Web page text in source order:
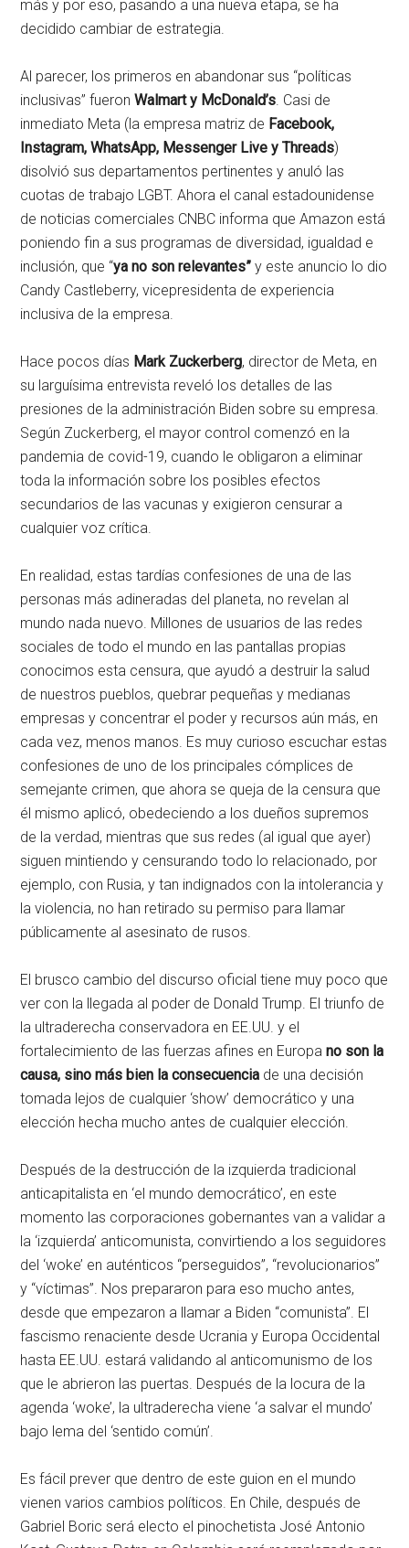
más y por eso, pasando a una nueva etapa, se ha
decidido cambiar de estrategia.
Al parecer, los primeros en abandonar sus “políticas
inclusivas” fueronWalmart y McDonald’s. Casi de
inmediato Meta (la empresa matriz de Facebook,
Instagram, WhatsApp, Messenger Live y Threads)
disolvió sus departamentos pertinentes y anuló las
cuotas de trabajo LGBT. Ahora el canal estadounidense
de noticias comerciales CNBC informa que Amazon está
poniendo fin a sus programas de diversidad, igualdad e
inclusión, que “ya no son relevantes” y este anuncio lo dio
Candy Castleberry, vicepresidenta de experiencia
inclusiva de la empresa.
Hace pocos días Mark Zuckerberg, director de Meta, en
su larguísima entrevista reveló los detalles de las
presiones de la administración Biden sobre su empresa.
Según Zuckerberg, el mayor control comenzó en la
pandemia de covid-19, cuando le obligaron a eliminar
toda la información sobre los posibles efectos
secundarios de las vacunas y exigieron censurar a
cualquier voz crítica.
En realidad, estas tardías confesiones de una de las
personas más adineradas del planeta, no revelan al
mundo nada nuevo. Millones de usuarios de las redes
sociales de todo el mundo en las pantallas propias
conocimos esta censura, que ayudó a destruir la salud
de nuestros pueblos, quebrar pequeñas y medianas
empresas y concentrar el poder y recursos aún más, en
cada vez, menos manos. Es muy curioso escuchar estas
confesiones de uno de los principales cómplices de
semejante crimen, que ahora se queja de la censura que
él mismo aplicó, obedeciendo a los dueños supremos
de la verdad, mientras que sus redes (al igual que ayer)
siguen mintiendo y censurando todo lo relacionado, por
ejemplo, con Rusia, y tan indignados con la intolerancia y
la violencia, no han retirado su permiso para llamar
públicamente al asesinato de rusos.
El brusco cambio del discurso oficial tiene muy poco que
ver con la llegada al poder de Donald Trump. El triunfo de
la ultraderecha conservadora en EE.UU. y el
fortalecimiento de las fuerzas afines en Europano son la
causa, sino más bien la consecuencia de una decisión
tomada lejos de cualquier ‘show’ democrático y una
elección hecha mucho antes de cualquier elección.
Después de la destrucción de la izquierda tradicional
anticapitalista en ‘el mundo democrático’, en este
momento las corporaciones gobernantes van a validar a
la ‘izquierda’ anticomunista, convirtiendo a los seguidores
del ‘woke’ en auténticos “perseguidos”, “revolucionarios”
y “víctimas”. Nos prepararon para eso mucho antes,
desde que empezaron a llamar a Biden “comunista”. El
fascismo renaciente desde Ucrania y Europa Occidental
hasta EE.UU. estará validando al anticomunismo de los
que le abrieron las puertas. Después de la locura de la
agenda ‘woke’, la ultraderecha viene ‘a salvar el mundo’
bajo lema del ‘sentido común’.
Es fácil prever que dentro de este guion en el mundo
vienen varios cambios políticos. En Chile, después de
Gabriel Boric será electo el pinochetista José Antonio